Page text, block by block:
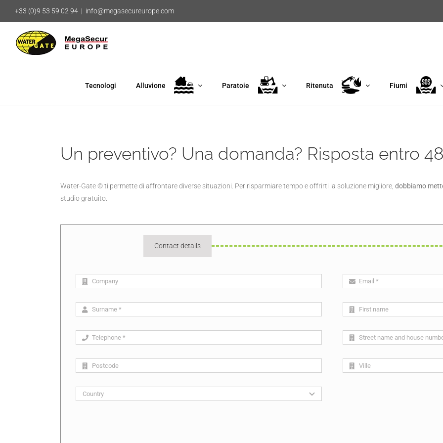
contenuto
+33 (0)9 53 59 02 94 | info@megasecureurope.com
Tecnologi Alluvione Paratoie Ritenuta Fiumi
Un preventivo? Una domanda? Risposta entro
Water-Gate © ti permette di affrontare diverse situazioni. Per risparmiare tempo e offrirti la soluzione migliore, dobbiamo
studio gratuito.
Contact details